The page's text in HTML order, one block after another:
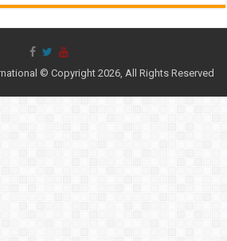
© Copyright 2026, All Rights Reserved